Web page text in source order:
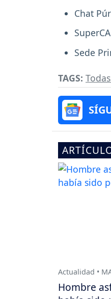
Chat
Sede
TAGS:
Actualidad •
Hombre